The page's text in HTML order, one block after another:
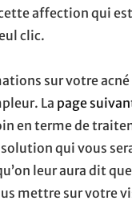
affection qui
clic.
sur votre
La page
en terme de
qui vous
leur aura dit
mettre sur votre